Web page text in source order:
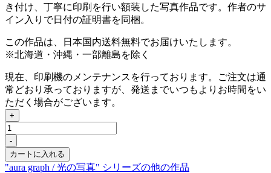
き付け、丁寧に印刷を行い額装した写真作品です。作者のサ
イン入りで日付の証明書を同梱。
この作品は、日本国内送料無料でお届けいたします。
※北海道・沖縄・一部離島を除く
現在、印刷機のメンテナンスを行っております。ご注文は通
常どおり承っておりますが、発送までいつもよりお時間をい
ただく場合がございます。
+
Apr
9,
2026
個
-
カートに入れる
"aura graph / 光の写真" シリーズの他の作品